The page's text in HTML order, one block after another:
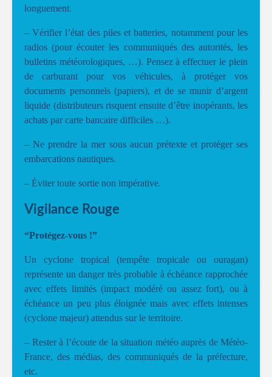
longuement.
– Vérifier l’état des piles et batteries, notamment pour les
radios (pour écouter les communiqués des autorités, les
bulletins météorologiques, …). Pensez à effectuer le plein
de carburant pour vos véhicules, à protéger vos
documents personnels (papiers), et de se munir d’argent
liquide (distributeurs risquent ensuite d’être inopérants, les
achats par carte bancaire difficiles …).
– Ne prendre la mer sous aucun prétexte et protéger ses
embarcations nautiques.
– Éviter toute sortie non impérative.
Vigilance Rouge
“Protégez-vous !”
Un cyclone tropical (tempête tropicale ou ouragan)
représente un danger très probable à échéance rapprochée
avec effets limités (impact modéré ou assez fort), ou à
échéance un peu plus éloignée mais avec effets intenses
(cyclone majeur) attendus sur le territoire.
– Rester à l’écoute de la situation météo auprès de Météo-
France, des médias, des communiqués de la préfecture,
etc.